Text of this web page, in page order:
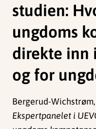
studien:
ungdoms
direkte inn
og for
Bergerud-
Ekspertpanelet i